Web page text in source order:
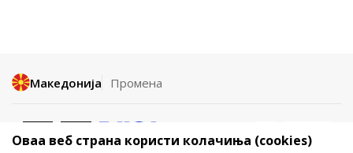
Македонија Промена
Оваа веб страна користи колачиња (cookies)